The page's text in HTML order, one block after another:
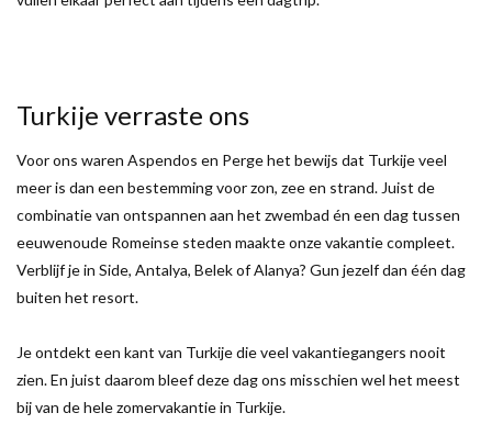
Turkije verraste ons
Voor ons waren Aspendos en Perge het bewijs dat Turkije veel
meer is dan een bestemming voor zon, zee en strand. Juist de
combinatie van ontspannen aan het zwembad én een dag tussen
eeuwenoude Romeinse steden maakte onze vakantie compleet.
Verblijf je in Side, Antalya, Belek of Alanya? Gun jezelf dan één dag
buiten het resort.
Je ontdekt een kant van Turkije die veel vakantiegangers nooit
zien. En juist daarom bleef deze dag ons misschien wel het meest
bij van de hele zomervakantie in Turkije.